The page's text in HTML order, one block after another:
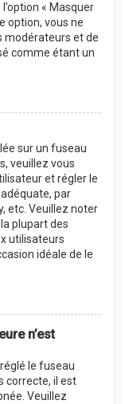
« Masquer
option, vous ne
modérateurs et de
comme étant un
sur un fuseau
veuillez vous
et régler le
par
etc. Veuillez noter
plupart des
utilisateurs
idéale de le
n’est
le fuseau
correcte, il est
Veuillez